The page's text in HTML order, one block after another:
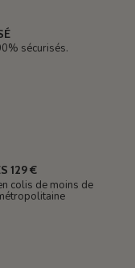
sécurisés.
129 €
colis de moins de